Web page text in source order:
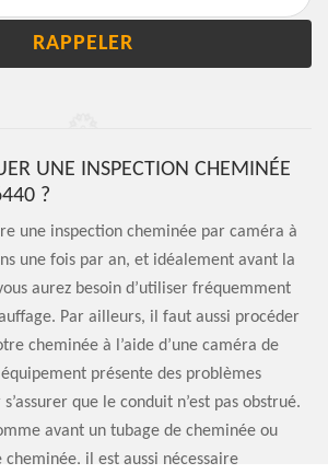
UNE INSPECTION CHEMINÉE
?
une inspection cheminée par caméra à
une fois par an, et idéalement avant la
aurez besoin d’utiliser fréquemment
Par ailleurs, il faut aussi procéder
cheminée à l’aide d’une caméra de
présente des problèmes
que le conduit n’est pas obstrué.
avant un tubage de cheminée ou
il est aussi nécessaire